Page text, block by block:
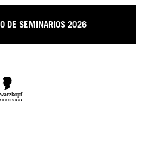
DE SEMINARIOS 2026